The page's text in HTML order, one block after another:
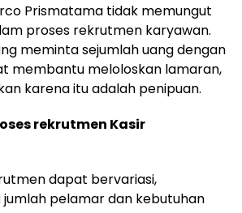
Prismatama tidak memungut
proses rekrutmen karyawan.
meminta sejumlah uang dengan
membantu meloloskan lamaran,
karena itu adalah penipuan.
rekrutmen Kasir
dapat bervariasi,
pelamar dan kebutuhan